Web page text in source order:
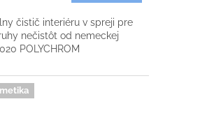
čistič interiéru v spreji pre
nečistôt od nemeckej
POLYCHROM